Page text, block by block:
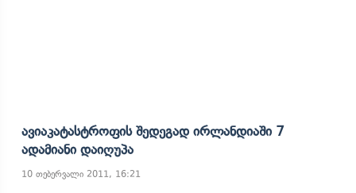
Ავიაკატასტროფის Შედეგად Ირლანდიაში 7
Ადამიანი Დაიღუპა
10 თებერვალი 2011, 16:21